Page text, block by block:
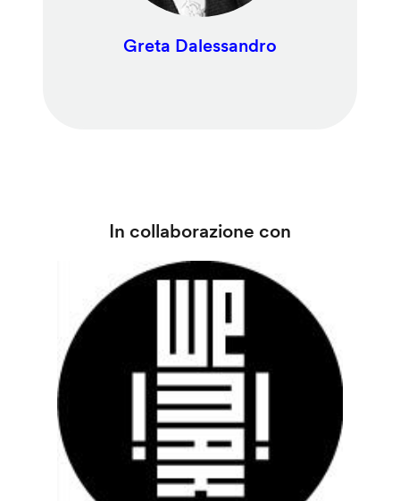
Greta Dalessandro
In collaborazione con